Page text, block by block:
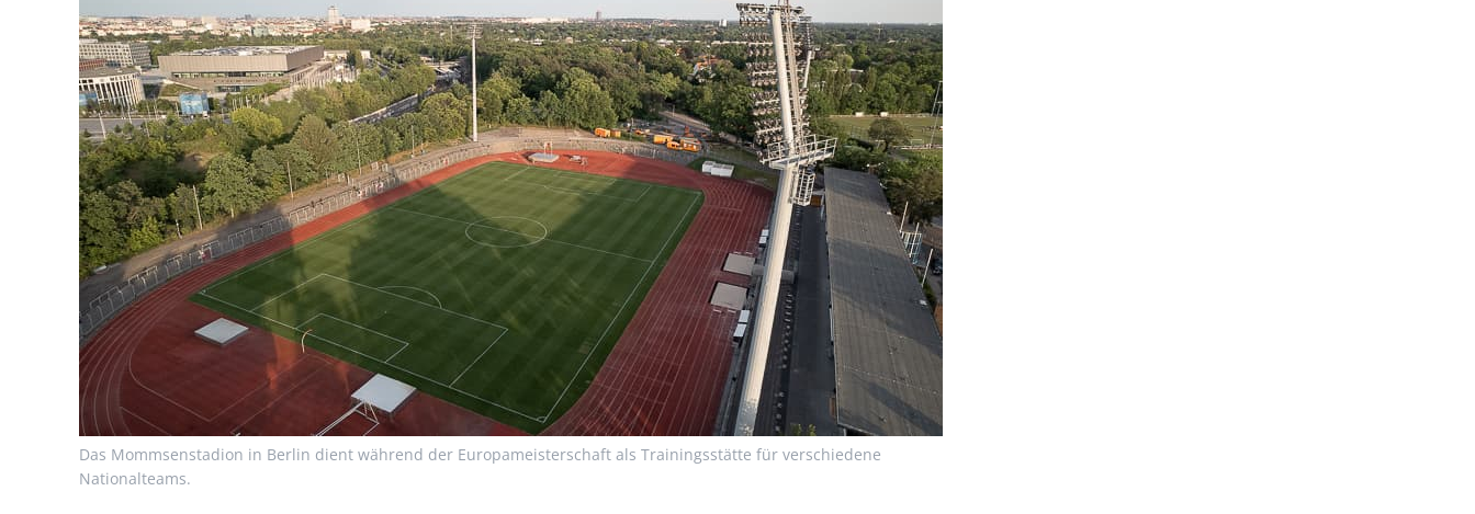
Presse
Das Mommsenstadion in Berlin dient während der Europameisterschaft als Trainingsstätte für verschiedene
Nationalteams.